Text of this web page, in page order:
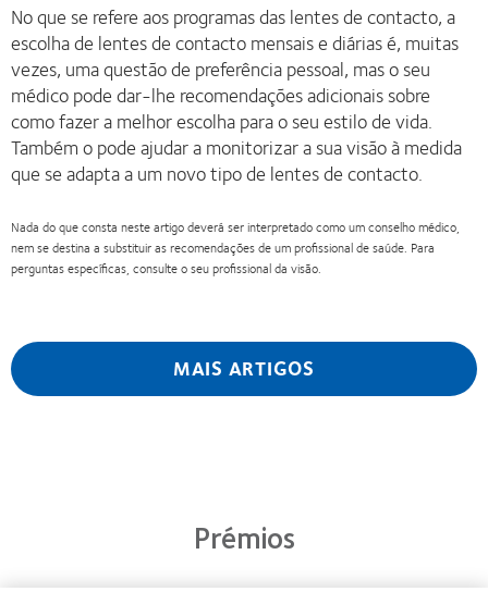
No que se refere aos programas das lentes de contacto, a
escolha de lentes de contacto mensais e diárias é, muitas
vezes, uma questão de preferência pessoal, mas o seu
médico pode dar-lhe recomendações adicionais sobre
como fazer a melhor escolha para o seu estilo de vida.
Também o pode ajudar a monitorizar a sua visão à medida
que se adapta a um novo tipo de lentes de contacto.
Nada do que consta neste artigo deverá ser interpretado como um conselho médico,
nem se destina a substituir as recomendações de um profissional de saúde. Para
perguntas específicas, consulte o seu profissional da visão.
MAIS ARTIGOS
Prémios